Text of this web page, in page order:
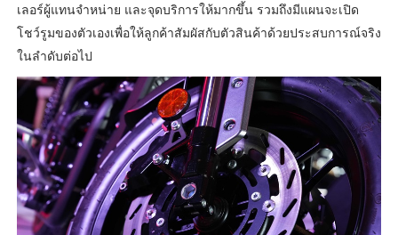
เลอร์ผู้แทนจำหน่าย และจุดบริการให้มากขึ้น รวมถึงมีแผนจะเปิด
โชว์รูมของตัวเองเพื่อให้ลูกค้าสัมผัสกับตัวสินค้าด้วยประสบการณ์จริง
ในลำดับต่อไป